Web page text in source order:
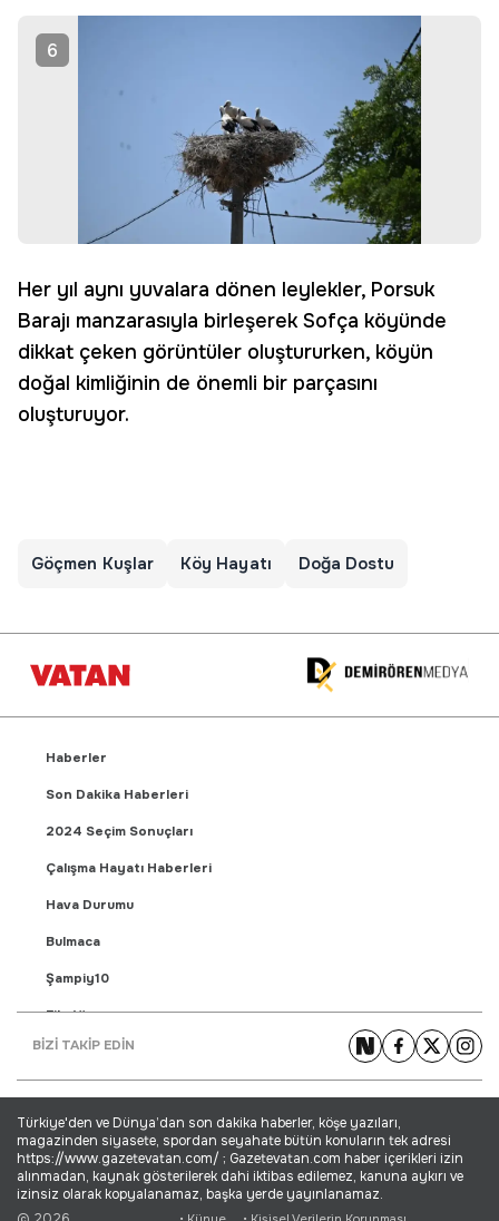
6
Her yıl aynı yuvalara dönen leylekler, Porsuk
Barajı manzarasıyla birleşerek Sofça köyünde
dikkat çeken görüntüler oluştururken, köyün
doğal kimliğinin de önemli bir parçasını
oluşturuyor.
Göçmen Kuşlar Köy Hayatı Doğa Dostu
Haberler
Son Dakika Haberleri
2024 Seçim Sonuçları
Çalışma Hayatı Haberleri
Hava Durumu
Bulmaca
Şampiy10
Fikstür
Puan Durumu
Yaşam Haberleri
Ekonomi Haberleri
Dünya Haberleri
BİZİ TAKİP EDİN
Türkiye'den ve Dünya’dan son dakika haberler, köşe yazıları,
magazinden siyasete, spordan seyahate bütün konuların tek adresi
https://www.gazetevatan.com/ ; Gazetevatan.com haber içerikleri izin
alınmadan, kaynak gösterilerek dahi iktibas edilemez, kanuna aykırı ve
izinsiz olarak kopyalanamaz, başka yerde yayınlanamaz.